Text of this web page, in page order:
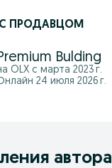
С ПРОДАВЦОМ
Bulding
OLX с марта 2023 г.
24 июля 2026 г.
автора